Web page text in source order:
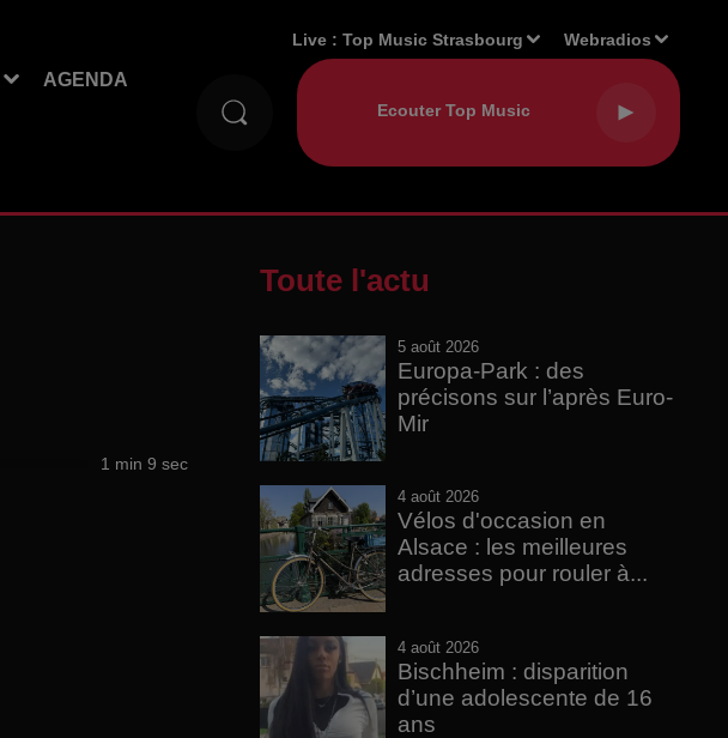
AGENDA
Live :Top Music Strasbourg Webradios
1 min 9 sec
Toute l'actu
5 août 2026
Europa-Park : des
précisons sur l’après Euro-
Mir
4 août 2026
Vélos d'occasion en
Alsace : les meilleures
adresses pour rouler à...
4 août 2026
Bischheim : disparition
d’une adolescente de 16
ans